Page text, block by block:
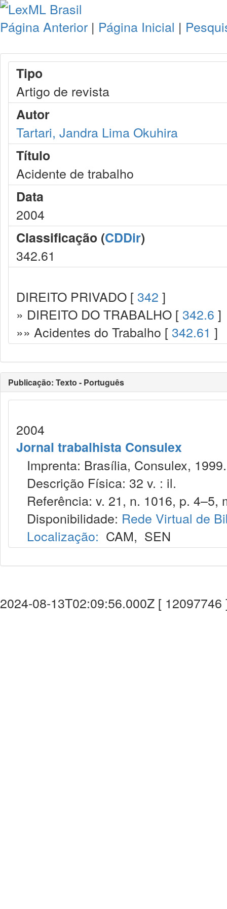
Página Anterior | Página Inicial |
Tipo
Artigo de revista
Autor
Tartari, Jandra Lima Okuhira
Título
Acidente de trabalho
Data
2004
Classificação (CDDir)
342.61
DIREITO PRIVADO [ 342 ]
» DIREITO DO TRABALHO [ 342.6 ]
»» Acidentes do Trabalho [ 342.61 ]
Publicação: Texto - Português
2004
Jornal trabalhista Consulex
Imprenta: Brasília, Consulex, 1999.
Descrição Física: 32 v. : il.
Referência: v. 21, n. 1016, p. 4–5,
Disponibilidade: Rede Virtual de
Localização: CAM, SEN
2024-08-13T02:09:56.000Z [ 12097746